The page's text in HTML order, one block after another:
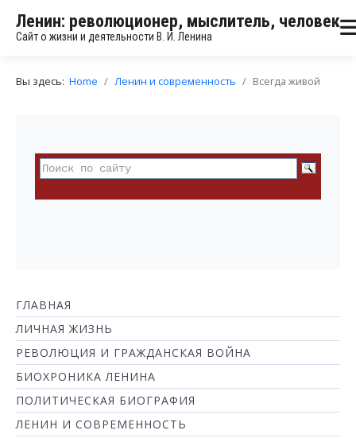
Ленин: революционер, мыслитель, человек
Сайт о жизни и деятельности В. И. Ленина
Вы здесь: Home Ленин и современность Всегда живой
ГЛАВНАЯ
ЛИЧНАЯ ЖИЗНЬ
РЕВОЛЮЦИЯ И ГРАЖДАНСКАЯ ВОЙНА
БИОХРОНИКА ЛЕНИНА
ПОЛИТИЧЕСКАЯ БИОГРАФИЯ
ЛЕНИН И СОВРЕМЕННОСТЬ